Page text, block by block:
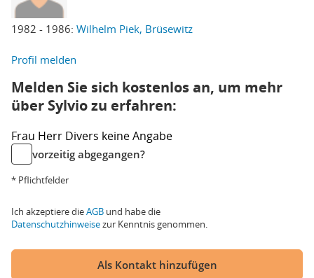
1982 - 1986: Wilhelm Piek, Brüsewitz
Profil melden
Melden Sie sich kostenlos an, um mehr
über Sylvio zu erfahren:
Frau Herr Divers keine Angabe
vorzeitig abgegangen?
* Pflichtfelder
Ich akzeptiere dieAGB und habe die
Datenschutzhinweisezur Kenntnis genommen.
Als Kontakt hinzufügen